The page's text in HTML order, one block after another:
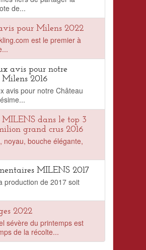
de...
pour Milens 2022
est le premier à
avis pour notre
2016
avis pour notre Château
dans le top 3
grand crus 2016
noyau, bouche élégante,
MILENS 2017
production de 2017 soit
2022
sévère du printemps est
de la récolte...